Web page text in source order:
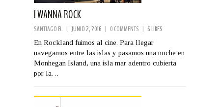
I WANNA ROCK
SANTIAGO B. | JUNIO 2, 2016 | 0 COMMENTS | 6 LIKES
En Rockland fuimos al cine. Para llegar
navegamos entre las islas y pasamos una noche en
Monhegan Island, una isla mar adentro cubierta
por la…